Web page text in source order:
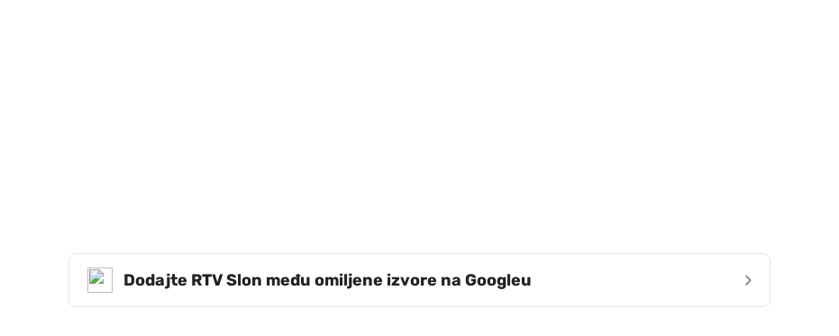
Dodajte RTV Slon među omiljene izvore na Googleu ›